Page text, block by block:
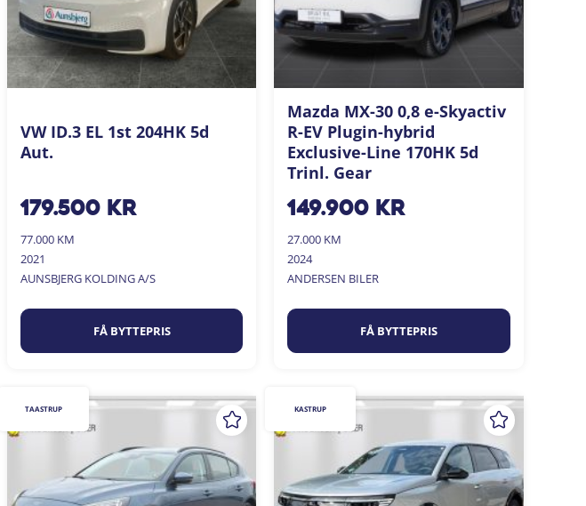
VW ID.3 EL 1st 204HK 5d
Aut.
179.500 kr
77.000 KM
2021
AUNSBJERG KOLDING A/S
FÅ BYTTEPRIS
Mazda MX-30 0,8 e-Skyactiv
R-EV Plugin-hybrid
Exclusive-Line 170HK 5d
Trinl. Gear
149.900 kr
27.000 KM
2024
ANDERSEN BILER
FÅ BYTTEPRIS
TAASTRUP KASTRUP